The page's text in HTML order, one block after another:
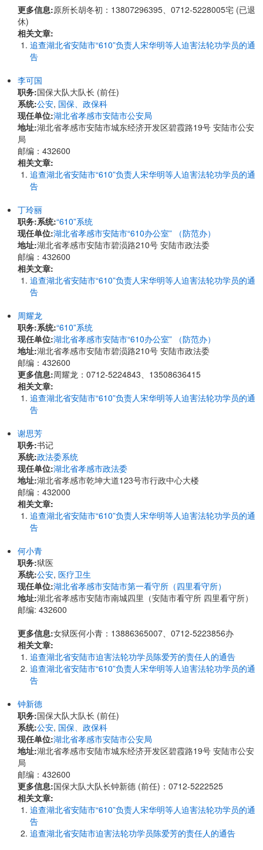
更多信息:原所长胡冬初：13807296395、0712-5228005宅 (已退
休)
相关文章:
追查湖北省安陆市“610”负责人宋华明等人迫害法轮功学员的通
告
李可国
职务:国保大队大队长 (前任)
系统:公安, 国保、政保科
现任单位:湖北省孝感市安陆市公安局
地址:湖北省孝感市安陆市城东经济开发区碧霞路19号 安陆市公安
局
邮编：432600
相关文章:
追查湖北省安陆市“610”负责人宋华明等人迫害法轮功学员的通
告
丁玲丽
职务:系统:“610”系统
现任单位:湖北省孝感市安陆市“610办公室” （防范办）
地址:湖北省孝感市安陆市碧涢路210号 安陆市政法委
邮编：432600
相关文章:
追查湖北省安陆市“610”负责人宋华明等人迫害法轮功学员的通
告
周耀龙
职务:系统:“610”系统
现任单位:湖北省孝感市安陆市“610办公室” （防范办）
地址:湖北省孝感市安陆市碧涢路210号 安陆市政法委
邮编：432600
更多信息:周耀龙：0712-5224843、13508636415
相关文章:
追查湖北省安陆市“610”负责人宋华明等人迫害法轮功学员的通
告
谢思芳
职务:书记
系统:政法委系统
现任单位:湖北省孝感市政法委
地址:湖北省孝感市乾坤大道123号市行政中心大楼
邮编：432000
相关文章:
追查湖北省安陆市“610”负责人宋华明等人迫害法轮功学员的通
告
何小青
职务:狱医
系统:公安, 医疗卫生
现任单位:湖北省孝感市安陆市第一看守所（四里看守所）
地址:湖北省孝感市安陆市南城四里（安陆市看守所 四里看守所）
邮编: 432600
更多信息:女狱医何小青：13886365007、0712-5223856办
相关文章:
追查湖北省安陆市迫害法轮功学员陈爱芳的责任人的通告
追查湖北省安陆市“610”负责人宋华明等人迫害法轮功学员的通
告
钟新德
职务:国保大队大队长 (前任)
系统:公安, 国保、政保科
现任单位:湖北省孝感市安陆市公安局
地址:湖北省孝感市安陆市城东经济开发区碧霞路19号 安陆市公安
局
邮编：432600
更多信息:国保大队大队长钟新德 (前任)：0712-5222525
相关文章:
追查湖北省安陆市“610”负责人宋华明等人迫害法轮功学员的通
告
追查湖北省安陆市迫害法轮功学员陈爱芳的责任人的通告